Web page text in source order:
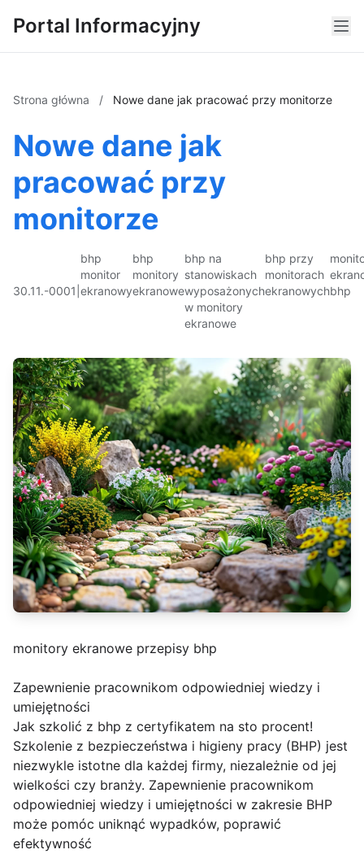
Portal Informacyjny
Strona główna / Nowe dane jak pracować przy monitorze
Nowe dane jak
pracować przy
monitorze
30.11.-0001
bhp
monitor
ekranowy
bhp
monitory
ekranowe
bhp na
stanowiskach
wyposażonych
w monitory
ekranowe
bhp przy
monitorach
ekranowychbhp
monitory ekranowe przepisy bhp
Zapewnienie pracownikom odpowiedniej wiedzy i
umiejętności
Jak szkolić z bhp z certyfikatem na sto procent!
Szkolenie z bezpieczeństwa i higieny pracy (BHP) jest
niezwykle istotne dla każdej firmy, niezależnie od jej
wielkości czy branży. Zapewnienie pracownikom
odpowiedniej wiedzy i umiejętności w zakresie BHP
może pomóc uniknąć wypadków, poprawić
efektywność